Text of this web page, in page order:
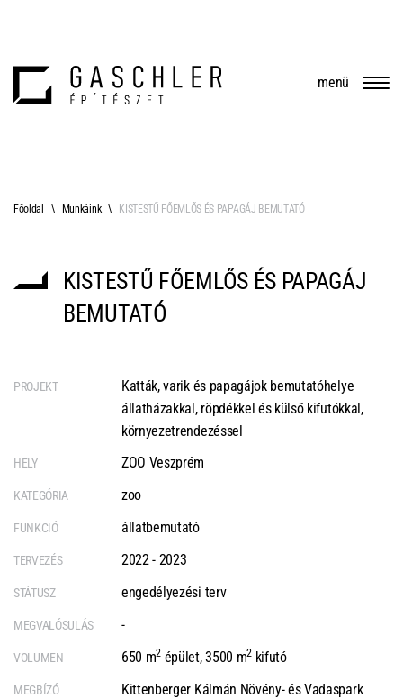
menü
Főoldal Munkáink KISTESTŰ FŐEMLŐS ÉS PAPAGÁJ BEMUTATÓ
KISTESTŰ FŐEMLŐS ÉS PAPAGÁJ
BEMUTATÓ
PROJEKT
Katták, varik és papagájok bemutatóhelye
állatházakkal, röpdékkel és külső kifutókkal,
környezetrendezéssel
HELY ZOO Veszprém
KATEGÓRIA zoo
FUNKCIÓ állatbemutató
TERVEZÉS 2022 - 2023
STÁTUSZ engedélyezési terv
MEGVALÓSULÁS -
VOLUMEN 650 m2 épület, 3500 m2kifutó
MEGBÍZÓ
Kittenberger Kálmán Növény- és Vadaspark